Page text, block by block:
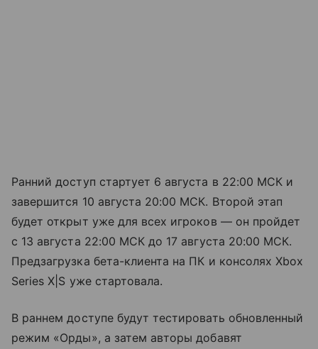
Ранний доступ стартует 6 августа в 22:00 МСК и
завершится 10 августа 20:00 МСК. Второй этап
будет открыт уже для всех игроков — он пройдет
с 13 августа 22:00 МСК до 17 августа 20:00 МСК.
Предзагрузка бета-клиента на ПК и консолях Xbox
Series X|S уже стартовала.
В раннем доступе будут тестировать обновленный
режим «Орды», а затем авторы добавят